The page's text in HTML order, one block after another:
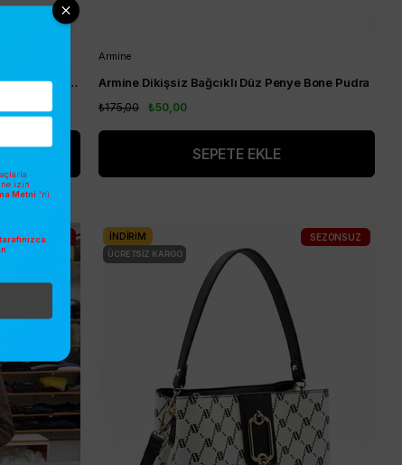
Armine Kruvaze Yaka Beli Büzgülü Pantolonlu Takım Bej AGTK2627
Armine
Armine Dikişsiz Bağcıklı Düz Penye Bone Pudra
₺50,00
₺175,00
SEPETE EKLE
2026 YAZ İNDIRIM
ÜCRETSIZ KARGO
SEZONSUZ
izin
Metni 'ni